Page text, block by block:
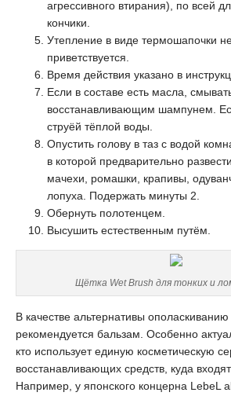
агрессивного втирания), по всей
кончики.
Утепление в виде термошапочки
приветствуется.
Время действия указано в
Если в составе есть масла,
восстанавливающим шампунем.
струёй тёплой воды.
Опустить голову в таз с водой
в которой предварительно
мачехи, ромашки, крапивы,
лопуха. Подержать минуты 2.
Обернуть полотенцем.
Высушить естественным путём.
Щётка Wet Brush для тонких и
В качестве альтернативы
рекомендуется бальзам. Особенно
кто использует единую косметическую
восстанавливающих средств, куда
Например, у японского концерна LebeL